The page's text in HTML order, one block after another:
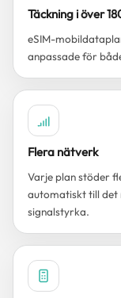
Täckning i över
eSIM-
anpassade för
Flera nätverk
Varje plan stöder
automatiskt till det
signalstyrka.